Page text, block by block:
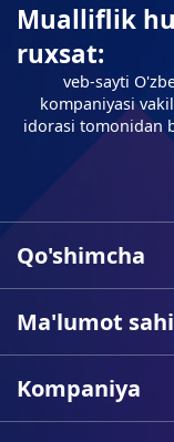
Mualliflik
ruxsat:
veb-sayti
kompaniyasi
idorasi tomonidan
Qo'shimcha
Ma'lumot
Kompaniya